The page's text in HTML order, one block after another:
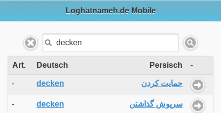
Loghatnameh.de Mobile
Art. Deutsch Persisch -
- decken حمایت کردن
- decken سرپوش گذاشتن